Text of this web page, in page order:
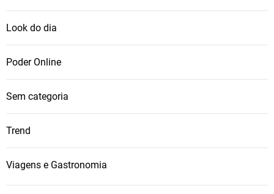
Look do dia
Poder Online
Sem categoria
Trend
Viagens e Gastronomia